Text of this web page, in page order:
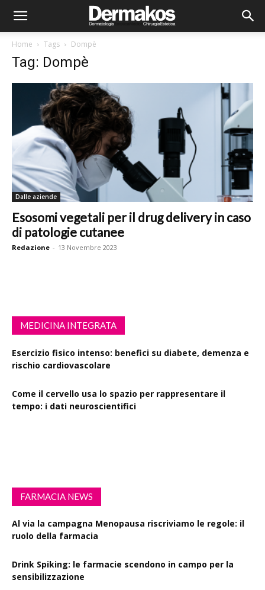
Home Tags Dompè
Tag: Dompè
Dalle aziende
Esosomi vegetali per il drug delivery in caso
di patologie cutanee
Redazione - 13 Novembre 2023
MEDICINA INTEGRATA
Esercizio fisico intenso: benefici su diabete, demenza e
rischio cardiovascolare
Come il cervello usa lo spazio per rappresentare il
tempo: i dati neuroscientifici
FARMACIA NEWS
Al via la campagna Menopausa riscriviamo le regole: il
ruolo della farmacia
Drink Spiking: le farmacie scendono in campo per la
sensibilizzazione